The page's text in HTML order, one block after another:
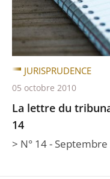
La lettre du
14
> N° 14 -
JURISPRUDENCE
05 octobre 2010